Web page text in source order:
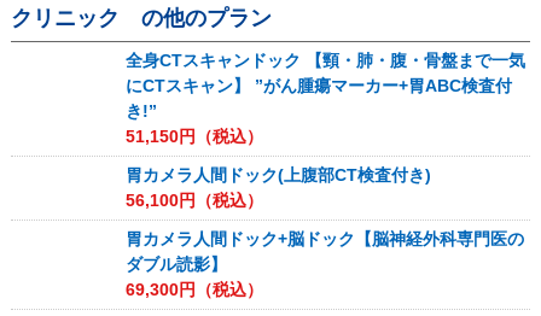
クリニック の他のプラン
全身CTスキャンドック 【頸・肺・腹・骨盤まで一気
にCTスキャン】 ”がん腫瘍マーカー+胃ABC検査付
き!”
51,150円（税込）
胃カメラ人間ドック(上腹部CT検査付き)
56,100円（税込）
胃カメラ人間ドック+脳ドック【脳神経外科専門医の
ダブル読影】
69,300円（税込）